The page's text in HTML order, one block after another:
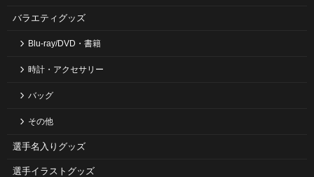
バラエティグッズ
Blu-ray/DVD・書籍
時計・アクセサリー
バッグ
その他
選手名入りグッズ
選手イラストグッズ